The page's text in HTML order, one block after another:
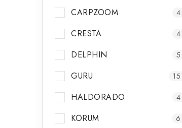
CARPZOOM 4
CRESTA 4
DELPHIN 5
GURU 15
HALDORADO 4
KORUM 6